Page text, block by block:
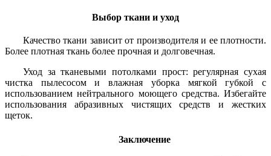
Выбор ткани и уход
Качество ткани зависит от производителя и ее плотности.
Более плотная ткань более прочная и долговечная.
Уход за тканевыми потолками прост: регулярная сухая
чистка пылесосом и влажная уборка мягкой губкой с
использованием нейтрального моющего средства. Избегайте
использования абразивных чистящих средств и жестких
щеток.
Заключение